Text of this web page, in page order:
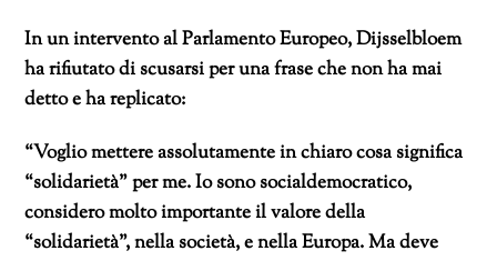
In un intervento al Parlamento Europeo, Dijsselbloem
ha rifiutato di scusarsi per una frase che non ha mai
detto e ha replicato:
“Voglio mettere assolutamente in chiaro cosa significa
“solidarietà” per me. Io sono socialdemocratico,
considero molto importante il valore della
“solidarietà”, nella società, e nella Europa. Ma deve